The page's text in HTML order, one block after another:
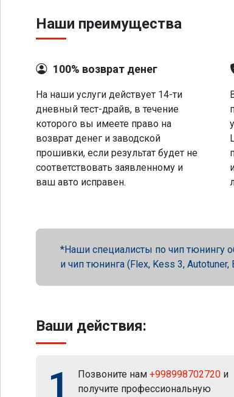
Наши преимущества
100% возврат денег
На наши услуги действует 14-ти
дневный тест-драйв, в течение
которого вы имеете право на
возврат денег и заводской
прошивки, если результат будет не
соответствовать заявленному и
ваш авто исправен.
Наши специалисты по чип тюнингу
и чип тюнинга (Flex, Kess 3,
Ваши действия:
1 Позвоните нам +998998702720 и
получите профессиональную